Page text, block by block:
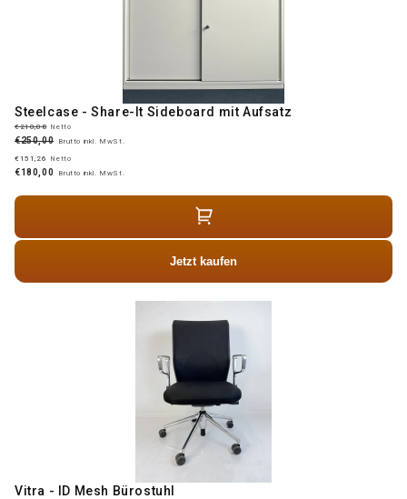
Steelcase - Share-It Sideboard mit Aufsatz
€210,08 Netto
€250,00 Brutto inkl. MwSt.
€151,26
Netto
€180,00 Brutto inkl. MwSt.
Jetzt kaufen
Vitra - ID Mesh Bürostuhl